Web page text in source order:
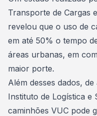
Transporte de Cargas
revelou que o uso de
em até 50% o tempo
áreas urbanas, em
maior porte.
Além desses dados,
Instituto de Logística e
caminhões VUC pode